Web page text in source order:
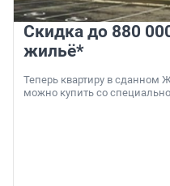
Скидка до 880
жильё*
Теперь квартиру в сданном
можно купить со